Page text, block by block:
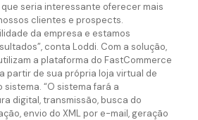
seria interessante oferecer mais
clientes e prospects.
da empresa e estamos
conta Loddi. Com a solução,
a plataforma do FastCommerce
partir de sua própria loja virtual de
“O sistema fará a
digital, transmissão, busca do
envio do XML por e-mail, geração